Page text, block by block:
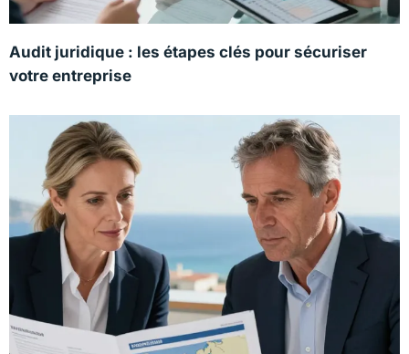
Audit juridique : les étapes clés pour sécuriser
votre entreprise